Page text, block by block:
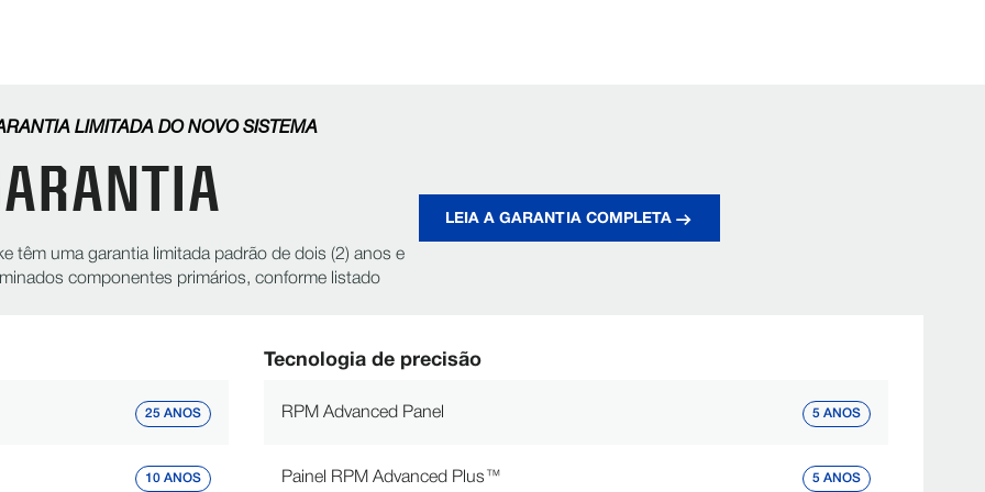
Wrap Span
Extensão de queda
CARACTERÍSTICAS DE DESEMPENHO
LIMITADA DO NOVO SISTEMA
têm uma garantia limitada padrão de dois (2) anos e
componentes primários, conforme listado
LEIA A GARANTIA COMPLETA
25 ANOS
10 ANOS
Tecnologia de precisão
RPM Advanced Panel 5 ANOS
Painel RPM Advanced Plus™ 5 ANOS